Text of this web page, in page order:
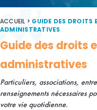
ACCUEIL > GUIDE DES DROITS
ADMINISTRATIVES
Guide des droits
administratives
Particuliers, associations,
renseignements nécessaires
votre vie quotidienne.